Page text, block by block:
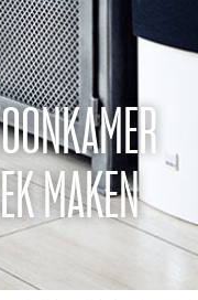
MAKEN